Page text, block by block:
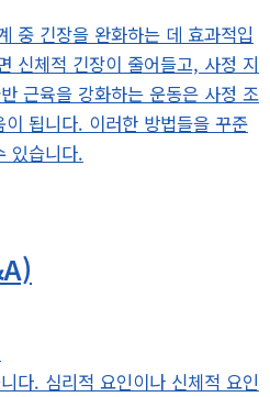
중 긴장을 완화하는 데 효과적입
신체적 긴장이 줄어들고, 사정 지
근육을 강화하는 운동은 사정 조
됩니다. 이러한 방법들을 꾸준
있습니다.
다. 심리적 요인이나 신체적 요인